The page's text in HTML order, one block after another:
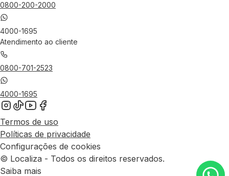
0800-200-2000
4000-1695
Atendimento ao cliente
0800-701-2523
4000-1695
Termos de uso
Políticas de privacidade
Configurações de cookies
© Localiza - Todos os direitos reservados.
Saiba mais